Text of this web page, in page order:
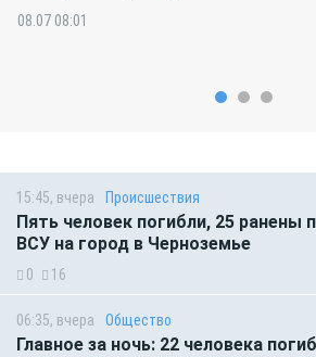
08.07 08:01
15:45, вчера Происшествия
Пять человек погибли, 25 ранены
ВСУ на город в Черноземье
0 16
06:35, вчера Общество
Главное за ночь: 22 человека